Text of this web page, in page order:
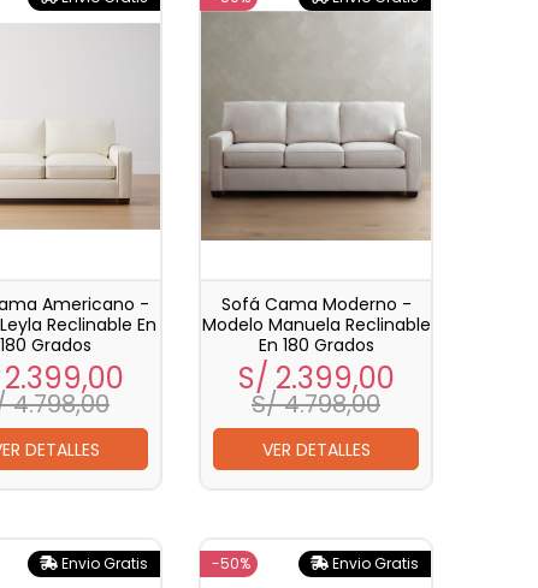
Americano -
Reclinable En
180 Grados
Precio
4.798,00
DETALLES
Sofá Cama Moderno -
Modelo Manuela Reclinable
En 180 Grados
Precio
S/ 2.399,00Precio
S/ 4.798,00
VER DETALLES
Envio Gratis Envio Gratis
-50%